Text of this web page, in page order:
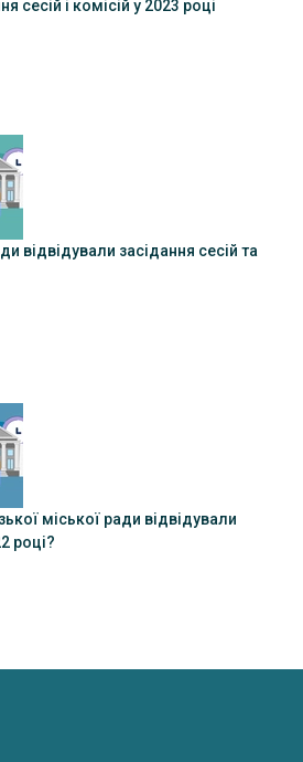
сесій і комісій у 2023 році
відвідували засідання сесій та
міської ради відвідували
році?